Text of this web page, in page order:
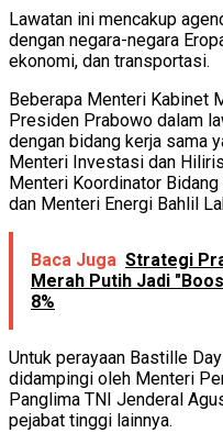
Lawatan ini mencakup
dengan negara-negara
ekonomi, dan transportasi.
Beberapa Menteri Kabinet
Presiden Prabowo dalam
dengan bidang kerja sama
Menteri Investasi dan
Menteri Koordinator
dan Menteri Energi Bahlil
Baca Juga Strategi
Merah Putih Jadi
8%
Untuk perayaan Bastille
didampingi oleh Menteri
Panglima TNI Jenderal
pejabat tinggi lainnya.